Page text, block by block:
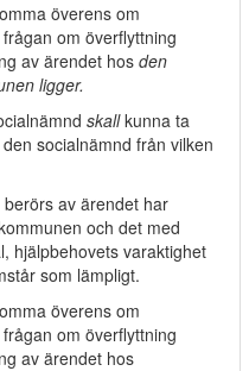
överens om
om överflyttning
av ärendet hos den
ligger.
skallkunna ta
socialnämnd från vilken
av ärendet har
och det med
hjälpbehovets varaktighet
som lämpligt.
överens om
om överflyttning
av ärendet hos